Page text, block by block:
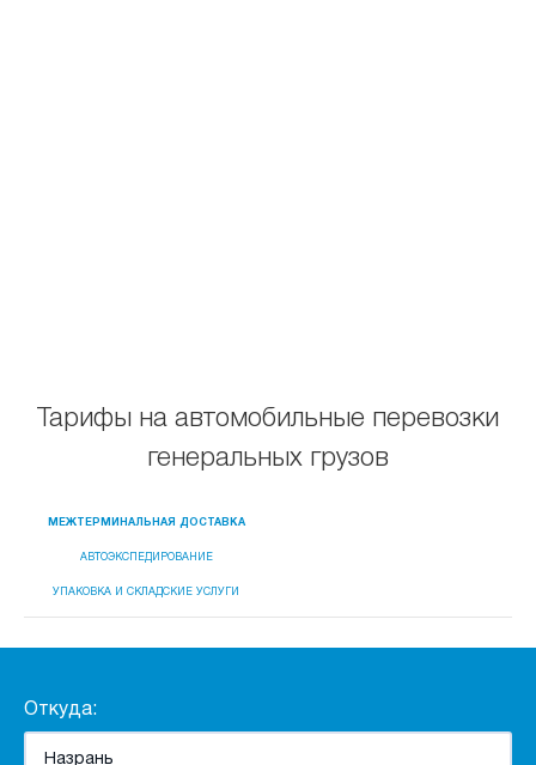
Тарифы на автомобильные перевозки
генеральных грузов
МЕЖТЕРМИНАЛЬНАЯ ДОСТАВКА
АВТОЭКСПЕДИРОВАНИЕ
УПАКОВКА И СКЛАДСКИЕ УСЛУГИ
Откуда: